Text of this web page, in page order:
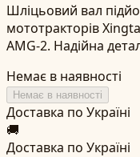
Шліцьовий вал
мототракторів
AMG-2. Надійна
Немає в наявності
Немає в наявності
Доставка по Україні
🚚
Доставка по Україні